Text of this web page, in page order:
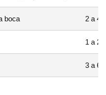
boca 2 a 4
1 a 2
3 a 6